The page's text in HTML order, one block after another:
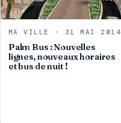
MA VILLE · 31 MAI 2014
Palm Bus : Nouvelles
lignes, nouveaux horaires
et bus de nuit !